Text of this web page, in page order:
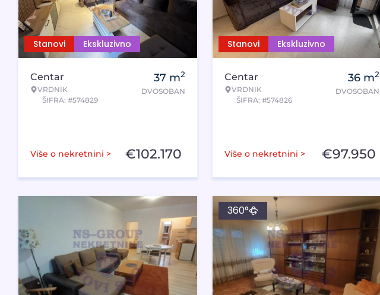
Stanovi Ekskluzivno
Centar
VRDNIK
ŠIFRA: #574829
37 m2
DVOSOBAN
Više o nekretnini > €102.170
Stanovi Ekskluzivno
Centar
VRDNIK
ŠIFRA: #574826
36 m2
DVOSOBAN
Više o nekretnini > €97.950
360°